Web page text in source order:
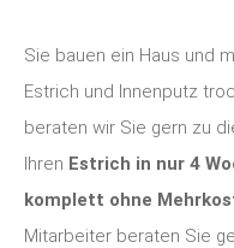
Sie bauen ein Haus und
Estrich und Innenputz
beraten wir Sie gern zu
Ihren Estrich in nur 4
komplett ohne
Mitarbeiter beraten Sie